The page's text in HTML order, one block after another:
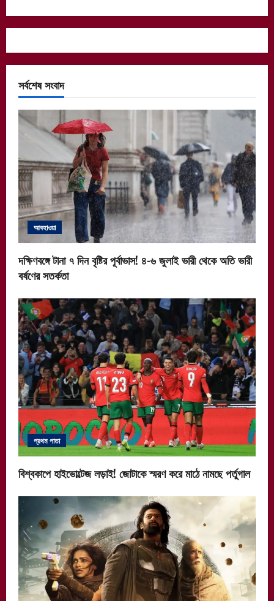
সর্বশেষ সংবাদ
আবহাওয়া
দক্ষিণবঙ্গে টানা ৭ দিন বৃষ্টির পূর্বাভাস! ৪-৬ জুলাই ভারী থেকে অতি ভারী
বর্ষণের সতর্কতা
প্রথম পাতা
বিশ্বকাপে হাইভোল্টেজ লড়াই! জোটাকে স্মরণ করে মাঠে নামছে পর্তুগাল